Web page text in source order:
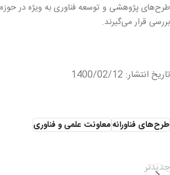
طرح‌های پژوهشی و توسعه فناوری به ویژه در
بررسی قرار می‌گیرند.
تاریخ انتشار: 1400/02/12
طرح‌های فناورانهمعاونت علمی و فناوری
جدیدتر